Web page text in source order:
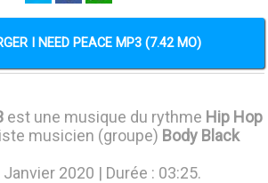
I NEED PEACE MP3 (7.42 MO)
est une musique du rythme Hip Hop
musicien (groupe) Body Black
2020 | Durée : 03:25.